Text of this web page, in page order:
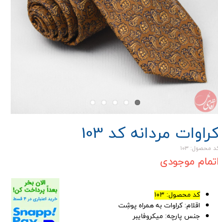
مردانه کد 103
محصول: ۱۰۳
موجودی
کد محصول: ۱۰۳
اقلام: کراوات به همراه پوشِت
جنس پارچه: میکروفایبر